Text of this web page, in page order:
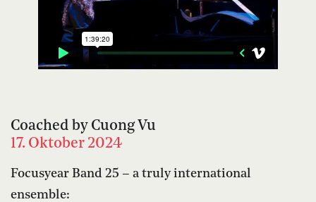
Coached by Cuong Vu
17. Oktober 2024
Focusyear Band 25 – a truly international
ensemble: